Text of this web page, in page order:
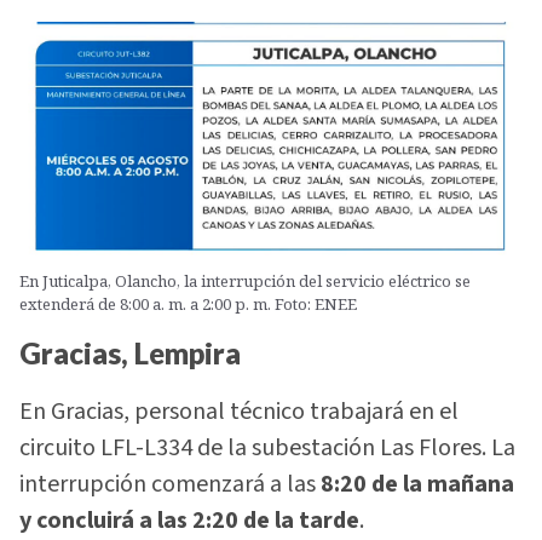
En Juticalpa, Olancho, la interrupción del servicio eléctrico se
extenderá de 8:00 a. m. a 2:00 p. m. Foto: ENEE
Gracias, Lempira
En Gracias, personal técnico trabajará en el
circuito LFL-L334 de la subestación Las Flores. La
interrupción comenzará a las8:20 de la mañana
y concluirá a las 2:20 de la tarde.